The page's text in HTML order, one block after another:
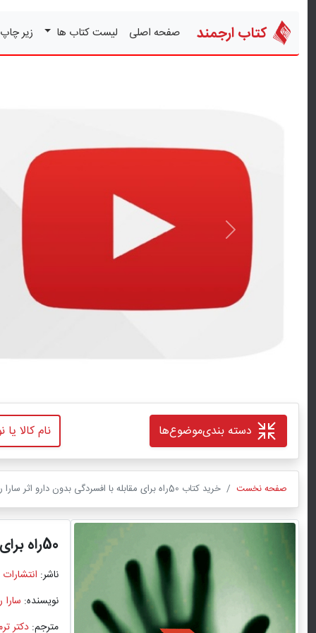
کتاب ارجمند صفحه اصلی لیست کتاب ها زیر چاپ
قبلی
دسته بندیموضوع‌ها
صفحه نخست خرید کتاب 50راه برای مقابله با افسردگی بدون دارو اثر سارا روزنتال با ترجمه دکتر ترمه نوروزی با تخفیف ویژه
50راه برای مقابله با افسردگی بدون دارو
ناشر:
نویسنده: سارا
مترجم: دکتر